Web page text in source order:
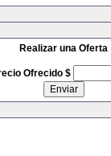
Realizar una Oferta
Ofrecido $